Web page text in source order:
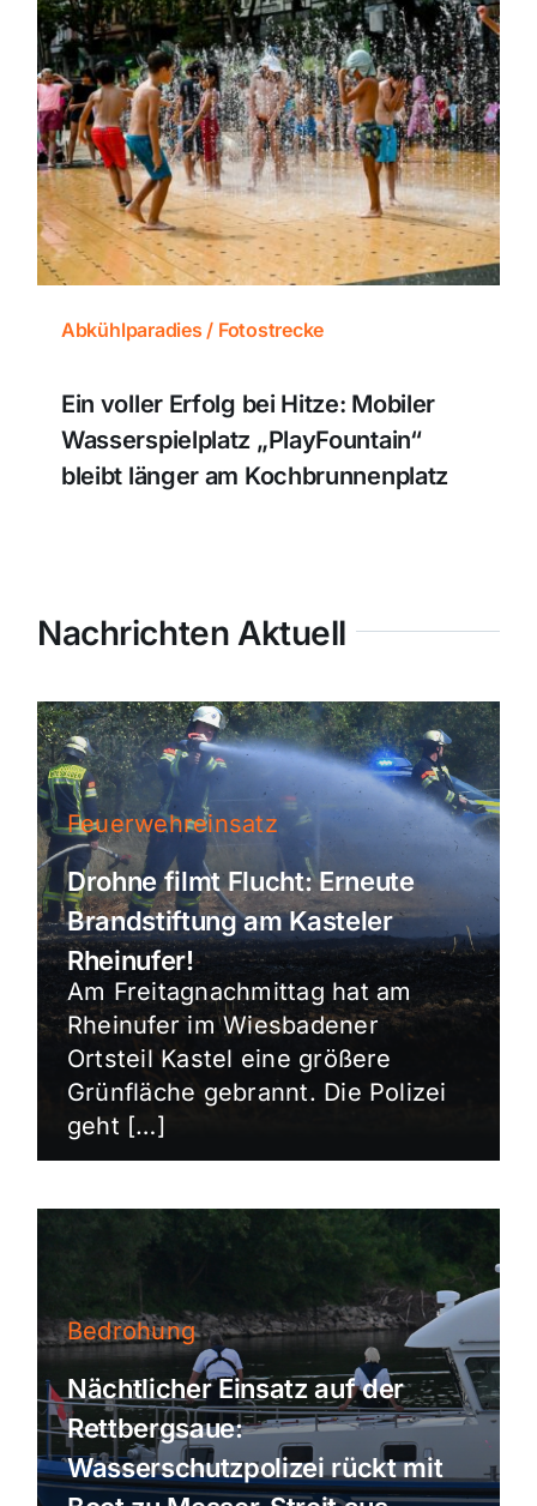
Abkühlparadies / Fotostrecke
Ein voller Erfolg bei Hitze: Mobiler
Wasserspielplatz „PlayFountain“
bleibt länger am Kochbrunnenplatz
Nachrichten Aktuell
Feuerwehreinsatz
Drohne filmt Flucht: Erneute
Brandstiftung am Kasteler
Rheinufer!
Am Freitagnachmittag hat am
Rheinufer im Wiesbadener
Ortsteil Kastel eine größere
Grünfläche gebrannt. Die Polizei
geht […]
Bedrohung
Nächtlicher Einsatz auf der
Rettbergsaue:
Wasserschutzpolizei rückt mit